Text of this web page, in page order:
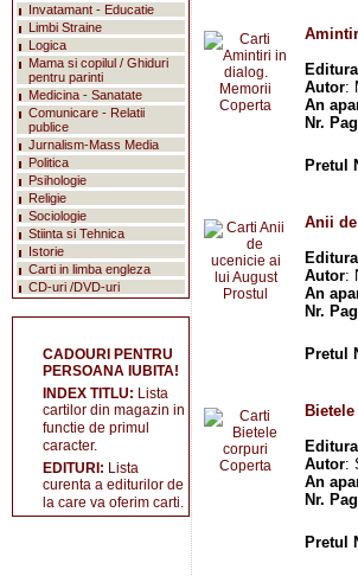
Editura
Autor:
An
Nr.
Pretul
Anii
Editura
Autor:
An
Nr.
Pretul
Editura
Autor:
An
Nr.
Pretul
Invatamant - Educatie
Limbi Straine
Logica
Mama si copilul / Ghiduri
pentru parinti
Medicina - Sanatate
Comunicare - Relatii
publice
Jurnalism-Mass Media
Politica
Psihologie
Religie
Sociologie
Stiinta si Tehnica
Istorie
Carti in limba engleza
CD-uri /DVD-uri
CADOURI PENTRU
PERSOANA IUBITA!
INDEX TITLU: Lista
cartilor din magazin in
functie de primul
caracter.
EDITURI: Lista
curenta a editurilor de
la care va oferim carti.